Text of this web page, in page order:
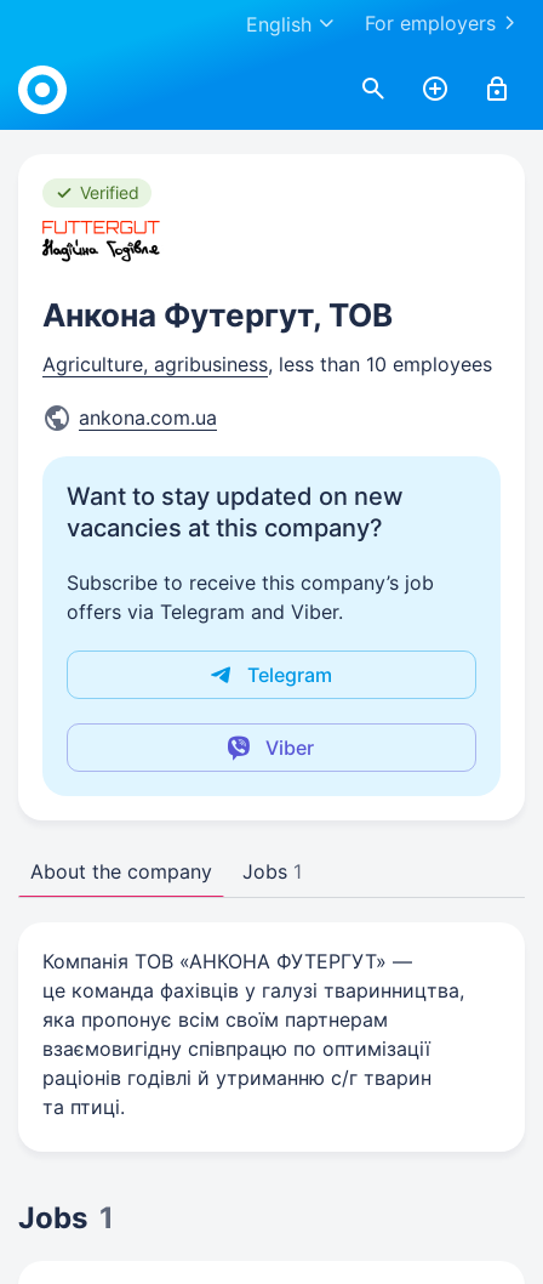
For employers
English
Work.ua
Verified
Анкона Футергут, ТОВ
Agriculture, agribusiness, less than 10 employees
ankona.com.ua
Want to stay updated on new
vacancies at this company?
Subscribe to receive this company’s job
offers via Telegram and Viber.
Telegram
Viber
About the company Jobs 1
Компанія ТОВ «АНКОНА ФУТЕРГУТ» —
це команда фахівців у галузі тваринництва,
яка пропонує всім своїм партнерам
взаємовигідну співпрацю по оптимізації
раціонів годівлі й утриманню с/г тварин
та птиці.
Jobs 1